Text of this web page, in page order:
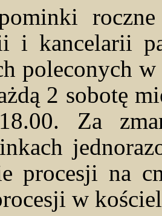
i kancelarii
poleconych
2 sobotę
Za
procesji na
w